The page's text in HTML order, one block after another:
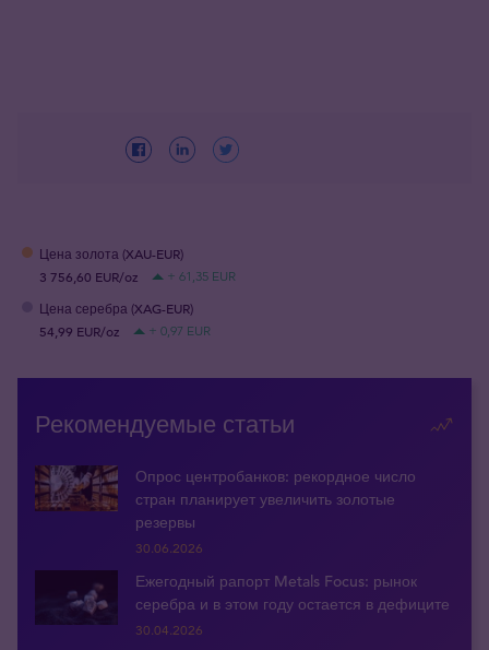
Цена золота (XAU-EUR)
3 756,60 EUR/oz
+ 61,35 EUR
Цена серебра (XAG-EUR)
54,99 EUR/oz
+ 0,97 EUR
Рекомендуемые статьи
Опрос центробанков: рекордное число
стран планирует увеличить золотые
резервы
30.06.2026
Ежегодный рапорт Metals Focus: рынок
серебра и в этом году остается в дефиците
30.04.2026